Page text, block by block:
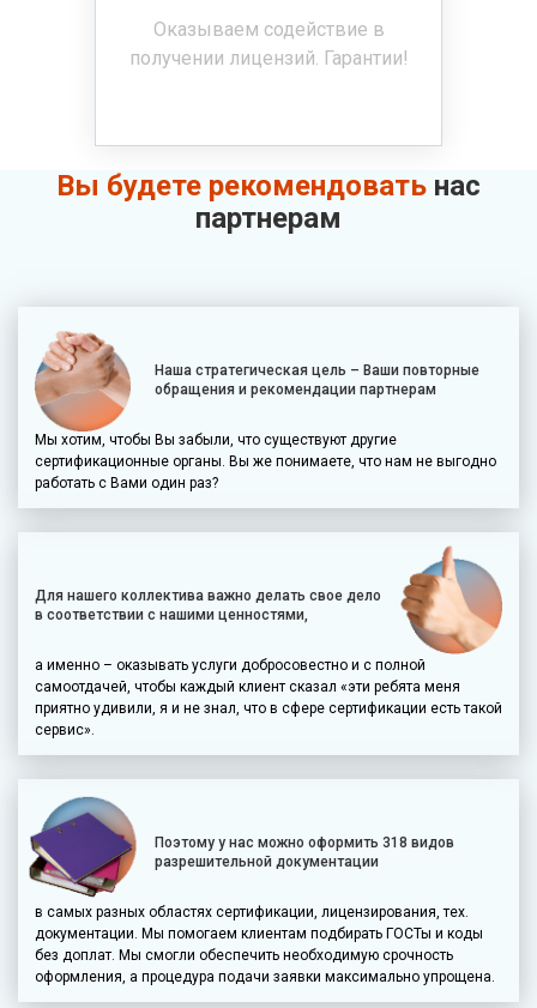
Оказываем содействие в
получении лицензий. Гарантии!
Вы будете рекомендовать нас
партнерам
Наша стратегическая цель – Ваши повторные
обращения и рекомендации партнерам
Мы хотим, чтобы Вы забыли, что существуют другие
сертификационные органы. Вы же понимаете, что нам не выгодно
работать с Вами один раз?
Для нашего коллектива важно делать свое дело
в соответствии с нашими ценностями,
а именно – оказывать услуги добросовестно и с полной
самоотдачей, чтобы каждый клиент сказал «эти ребята меня
приятно удивили, я и не знал, что в сфере сертификации есть такой
сервис».
Поэтому у нас можно оформить 318 видов
разрешительной документации
в самых разных областях сертификации, лицензирования, тех.
документации. Мы помогаем клиентам подбирать ГОСТы и коды
без доплат. Мы смогли обеспечить необходимую срочность
оформления, а процедура подачи заявки максимально упрощена.